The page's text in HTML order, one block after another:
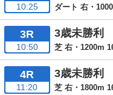
10:25 ダート 右・
3R
10:50
3歳未勝利
芝 右・1200m
4R
11:20
3歳未勝利
芝 右・1800m